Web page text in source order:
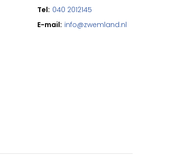
Tel: 040 2012145
E-mail: info@zwemland.nl